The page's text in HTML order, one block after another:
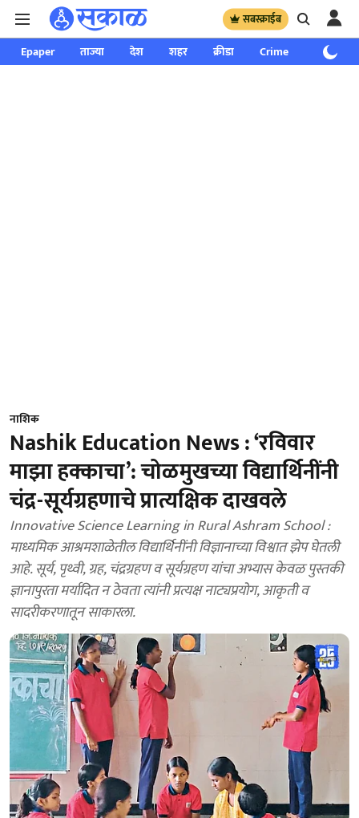
सबस्क्राईब
Epaper ताज्या देश शहर क्रीडा Crime साप्ताहिक
नाशिक
Nashik Education News : ‘रविवार
माझा हक्काचा’: चोळमुखच्या विद्यार्थिनींनी
चंद्र-सूर्यग्रहणाचे प्रात्यक्षिक दाखवले
Innovative Science Learning in Rural Ashram School :
माध्यमिक आश्रमशाळेतील विद्यार्थिनींनी विज्ञानाच्या विश्वात झेप घेतली
आहे. सूर्य, पृथ्वी, ग्रह, चंद्रग्रहण व सूर्यग्रहण यांचा अभ्यास केवळ पुस्तकी
ज्ञानापुरता मर्यादित न ठेवता त्यांनी प्रत्यक्ष नाट्यप्रयोग, आकृती व
सादरीकरणातून साकारला.